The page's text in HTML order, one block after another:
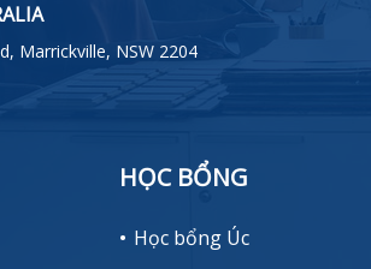
Marrickville, NSW 2204
HỌC BỔNG
Học bổng Úc